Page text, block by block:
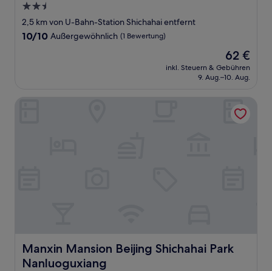
2.5-
Sterne-
Unterkunft
2,5 km von U-Bahn-Station Shichahai entfernt
10.0
10/10 Außergewöhnlich (1 Bewertung)
Der
Preis
beträgt
62 €
inkl. Steuern & Gebühren
9. Aug.–10. Aug.
Manxin Mansion Beijing Shichahai Park
Nanluoguxiang
Manxin Mansion Beijing Shichahai Park Nanluoguxiang
Manxin Mansion Beijing Shichahai Park Nanluoguxiang